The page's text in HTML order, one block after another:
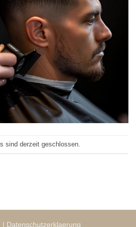
sind derzeit geschlossen.
| Datenschutzerklaerung